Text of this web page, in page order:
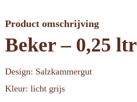
Product omschrijving
Beker – 0,25 ltr
Design: Salzkammergut
Kleur: licht grijs